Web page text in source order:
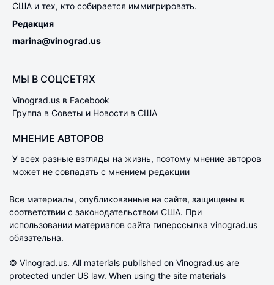
США и тех, кто собирается иммигрировать.
Редакция
marina@vinograd.us
МЫ В СОЦСЕТЯХ
Vinograd.us в Facebook
Группа в Советы и Новости в США
МНЕНИЕ АВТОРОВ
У всех разные взгляды на жизнь, поэтому мнение авторов
может не совпадать с мнением редакции
Все материалы, опубликованные на сайте, защищены в
соответствии с законодательством США. При
использовании материалов сайта гиперссылка vinograd.us
обязательна.
© Vinograd.us. All materials published on Vinograd.us are
protected under US law. When using the site materials